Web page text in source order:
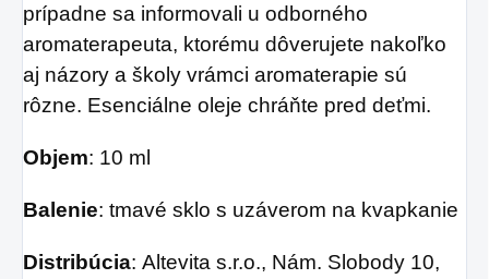
prípadne sa informovali u odborného
aromaterapeuta, ktorému dôverujete nakoľko
aj názory a školy vrámci aromaterapie sú
rôzne. Esenciálne oleje chráňte pred deťmi.
Objem: 10 ml
Balenie: tmavé sklo s uzáverom na kvapkanie
Distribúcia: Altevita s.r.o., Nám. Slobody 10,